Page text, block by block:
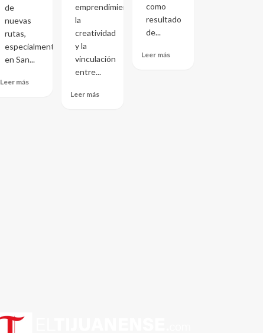
de
nuevas
rutas,
especialmente
en San...
Leer más
emprendimiento,
la
creatividad
y la
vinculación
entre...
Leer más
como
resultado
de...
Leer más